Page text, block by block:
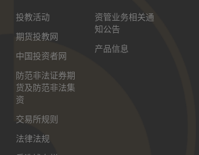
投教活动
期货投教网
中国投资者网
防范非法证券期
货及防范非法集
资
交易所规则
法律法规
资管业务相关通
知公告
产品信息